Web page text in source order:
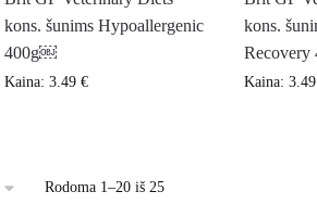
kons. šunims Hypoallergenic
400g￼
Kaina:3.49€
kons.
Kaina:
Rodoma 1–20 iš 25